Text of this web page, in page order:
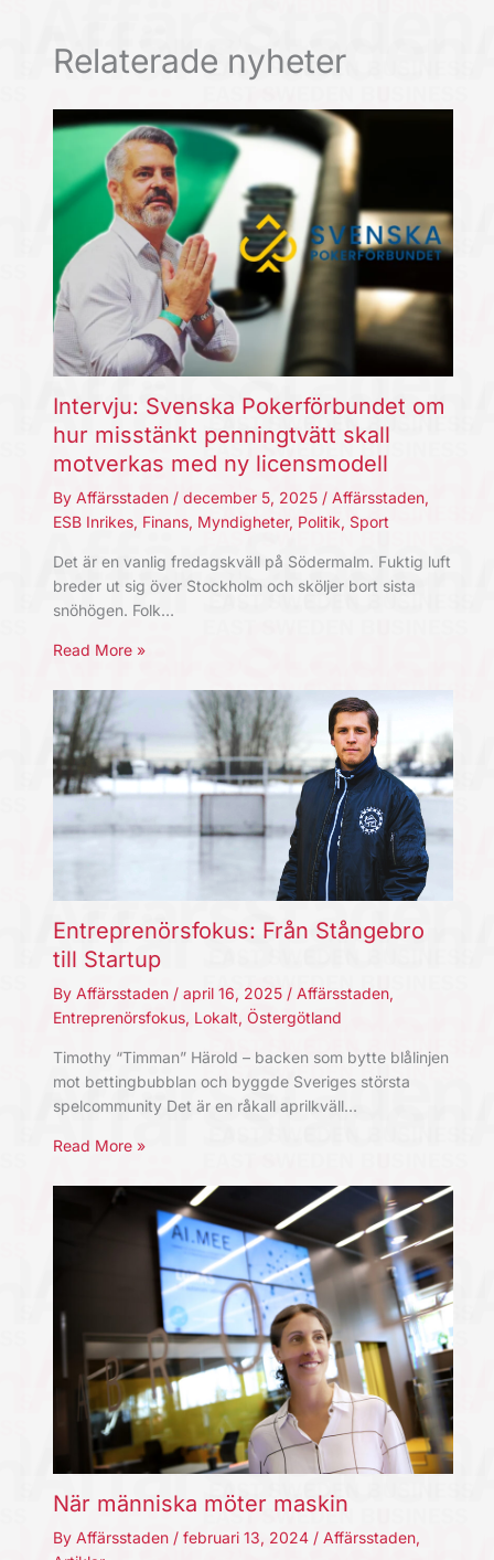
Relaterade nyheter
Intervju: Svenska Pokerförbundet om
hur misstänkt penningtvätt skall
motverkas med ny licensmodell
By Affärsstaden / december 5, 2025 / Affärsstaden,
ESB Inrikes, Finans, Myndigheter, Politik, Sport
Det är en vanlig fredagskväll på Södermalm. Fuktig luft
breder ut sig över Stockholm och sköljer bort sista
snöhögen. Folk…
Read More »
Entreprenörsfokus: Från Stångebro
till Startup
By Affärsstaden / april 16, 2025 / Affärsstaden,
Entreprenörsfokus, Lokalt, Östergötland
Timothy “Timman” Härold – backen som bytte blålinjen
mot bettingbubblan och byggde Sveriges största
spelcommunity Det är en råkall aprilkväll…
Read More »
När människa möter maskin
By Affärsstaden / februari 13, 2024 / Affärsstaden,